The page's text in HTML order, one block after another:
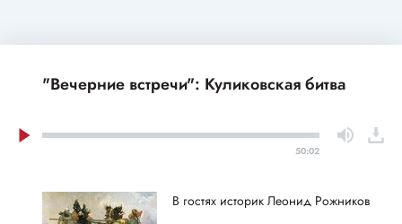
"Вечерние встречи": Куликовская битва
50:02
В гостях историк Леонид Рожников